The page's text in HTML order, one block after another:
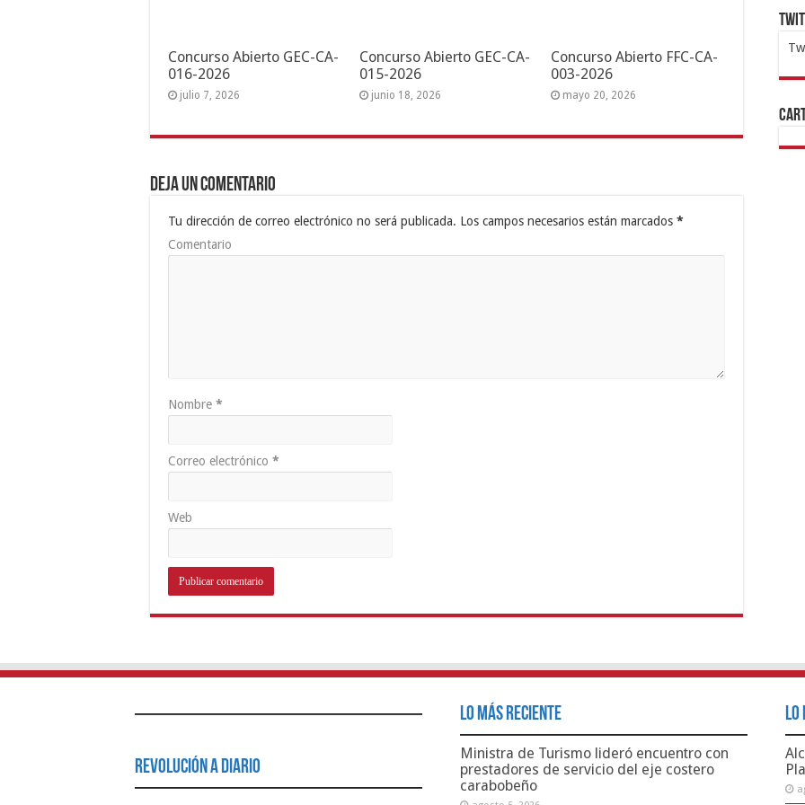
Concurso Abierto GEC-CA-
016-2026
julio 7, 2026
Concurso Abierto GEC-CA-
015-2026
junio 18, 2026
Concurso Abierto FFC-CA-
003-2026
mayo 20, 2026
Deja un comentario
Tu dirección de correo electrónico no será publicada. Los campos necesarios están marcados *
Comentario
Nombre *
Correo electrónico *
Web
Revolución a Diario
Lo Más Reciente
Ministra de Turismo lideró encuentro con
prestadores de servicio del eje costero
carabobeño
Lo